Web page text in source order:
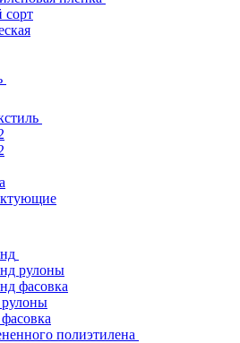
рулоны
фасовка
полиэтилена